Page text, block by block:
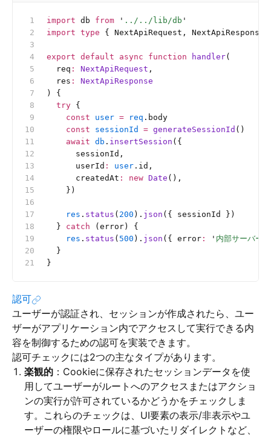
import db from ' ../../lib/db '
import type { NextApiRequest,
export default async function handler(
  req
: NextApiRequest ,
  res
:
NextApiResponse
) {
  try
{
    const
user = req .body
    const
sessionId = generateSessionId ()
    await
db . insertSession ({
      sessionId,
      userId
: user .id,
      createdAt
: new Date (),
    })
    res
. status ( 200 ). json ({ sessionId })
  }
catch (error) {
    res
. status ( 500 ). json ({ error : ' 内部サーバー
  }
}
認可
ユーザーが認証され、セッションが作成されたら、ユー
ザーがアプリケーション内でアクセスして実行できる内
容を制御するための認可を実装できます。
認可チェックには2つの主なタイプがあります。
楽観的 ：Cookieに保存されたセッションデータを使
用してユーザーがルートへのアクセスまたはアクショ
ンの実行が許可されているかどうかをチェックしま
す。これらのチェックは、UI要素の表示/非表示やユ
ーザーの権限やロールに基づいたリダイレクトなど、